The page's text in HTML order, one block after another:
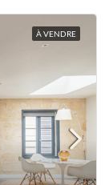
À VENDRE